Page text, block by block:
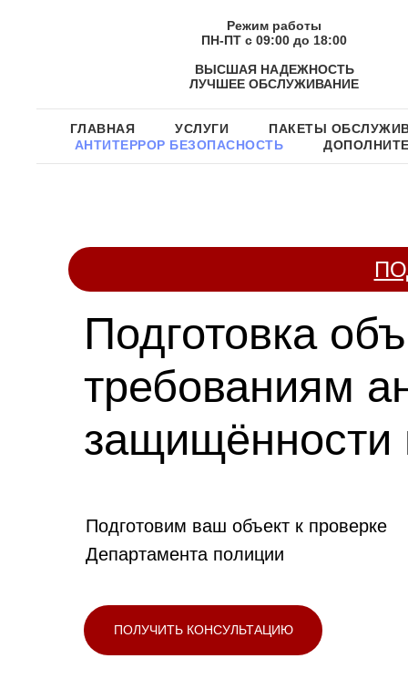
Режим работы
ПН-ПТ с 09:00 до 18:00
ВЫСШАЯ НАДЕЖНОСТЬ
ЛУЧШЕЕ ОБСЛУЖИВАНИЕ
ГЛАВНАЯ УСЛУГИ
ПАКЕТЫ
АНТИТЕРРОР БЕЗОПАСНОСТЬ
Подготовка
требованиям
ПОЛУЧИТЬ КОНСУЛЬТАЦИЮ
Подготовим ваш объект к проверке
Департамента полиции